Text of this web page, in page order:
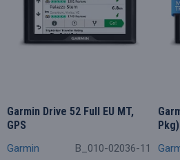
Garmin B_010-02036-11
Garmin Drive 52 Full EU MT,
GPS